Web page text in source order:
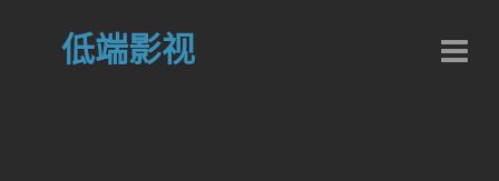
低端影视